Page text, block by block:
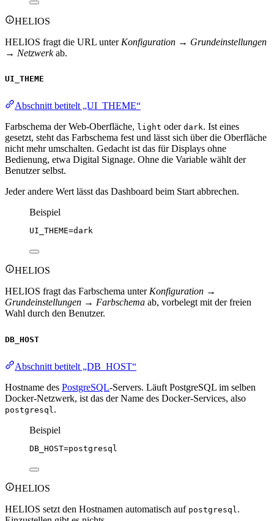
HELIOS
HELIOS fragt die URL unter Konfiguration → Grundeinstellungen
→ Netzwerkab.
UI_THEME
Abschnitt betitelt „UI_THEME“
Farbschema der Web-Oberfläche, light oder dark. Ist eines
gesetzt, steht das Farbschema fest und lässt sich über die Oberfläche
nicht mehr umschalten. Gedacht ist das für Displays ohne
Bedienung, etwa Digital Signage. Ohne die Variable wählt der
Benutzer selbst.
Jeder andere Wert lässt das Dashboard beim Start abbrechen.
Beispiel
UI_THEME=dark
HELIOS
HELIOS fragt das Farbschema unterKonfiguration →
Grundeinstellungen → Farbschema ab, vorbelegt mit der freien
Wahl durch den Benutzer.
DB_HOST
Abschnitt betitelt „DB_HOST“
Hostname des PostgreSQL-Servers. Läuft PostgreSQL im selben
Docker-Netzwerk, ist das der Name des Docker-Services, also
postgresql .
Beispiel
DB_HOST=postgresql
HELIOS
HELIOS setzt den Hostnamen automatisch auf postgresql .